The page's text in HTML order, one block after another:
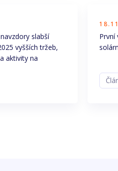
slabší
vyšších tržeb,
aktivity na
První